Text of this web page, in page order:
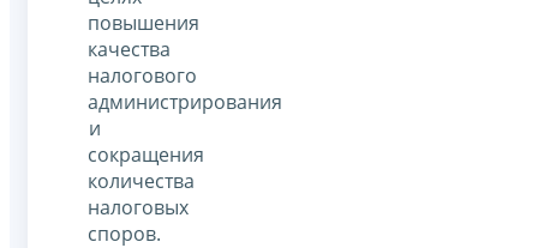
повышения
качества
налогового
администрирования
и
сокращения
количества
налоговых
споров.